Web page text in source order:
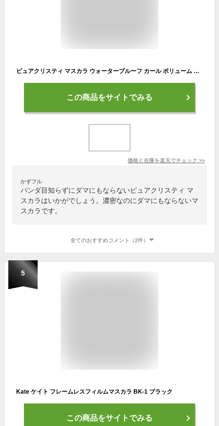
ピュアクリスティ マスカラ ウォータープルーフ カール ボリューム ロングラッシュ ボリューム＆ロングタイプ 黒々としたツヤと上向きカールで滲まない！より長く、濃密なのにパンダ目にもダマにもならない！なのにお湯で簡単オフ！
この商品をサイトでみる
価格と在庫を楽天でチェック >>
かずフル
パンダ目知らずにダマにもならないピュアクリスティ マ
スカラはいかがでしょう。濃密なのにダマにもならないマ
スカラです。
全てのおすすめコメント（2件）
5
Kate ケイト フレームレスフィルムマスカラ BK-1 ブラック
この商品をサイトでみる